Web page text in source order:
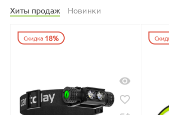
Хиты продаж Новинки
Скидка 18%